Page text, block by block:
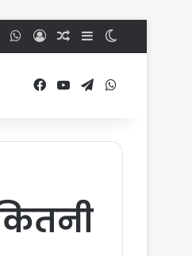
WhatsApp
Log InRandom Article
Sidebar
Facebook
YouTubeTelegram